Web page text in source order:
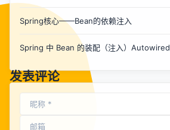
Spring核心——Bean的依赖注入
Spring 中 Bean 的装配（注入）Autowired
Resource Inject 三种模式对比
发表评论